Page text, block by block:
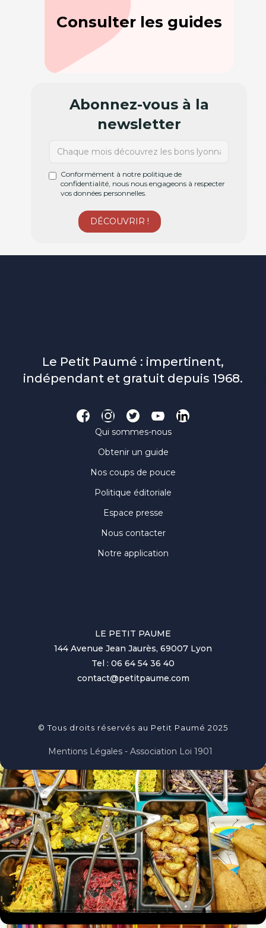
Consulter les guides
Abonnez-vous à la
newsletter
Conformément à notre politique de
confidentialité, nous nous engageons à respecter
vos données personnelles.
Le Petit Paumé : impertinent,
indépendant et gratuit depuis 1968.
Qui sommes-nous
Obtenir un guide
Nos coups de pouce
Politique éditoriale
Espace presse
Nous contacter
Notre application
LE PETIT PAUME
144 Avenue Jean Jaurès, 69007 Lyon
Tel : 06 64 54 36 40
contact@petitpaume.com
© Tous droits réservés au Petit Paumé 2025
Mentions Légales - Association Loi 1901